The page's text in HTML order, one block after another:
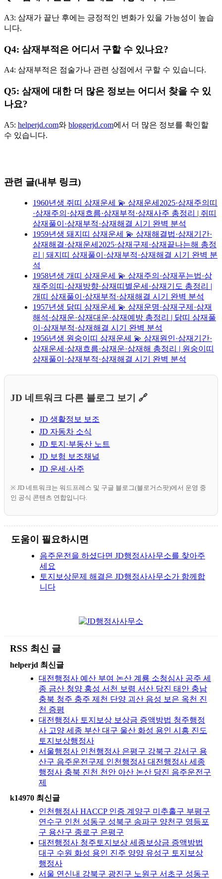
A3: 삼재가 끝난 후에는 긍정적인 변화가 있을 가능성이 높습
니다.
Q4: 삼재부적은 어디서 구할 수 있나요?
A4: 삼재부적은 점술가나 관련 상점에서 구할 수 있습니다.
Q5: 삼재에 대한 더 많은 정보는 어디서 찾을 수 있
나요?
A5: helperjd.com와 bloggerjd.com에서 더 많은 정보를 확인할
수 있습니다.
관련 글(내부 링크)
1960년생 쥐띠 삼재운세 💫 삼재운세2025·삼재주의띠
·삼재주의·삼재흐름·삼재부적·삼재사주 총정리 | 쥐띠
삼재풀이·삼재부적·삼재해결 시기 완벽 분석
1959년생 돼지띠 삼재운세 💫 삼재해결법·삼재기간·
삼재해결·삼재운세2025·삼재구제·삼재끝나는해 총정
리 | 돼지띠 삼재풀이·삼재부적·삼재해결 시기 완벽 분
석
1958년생 개띠 삼재운세 💫 삼재주의·삼재푸는법·삼
재주의띠·삼재방향·삼재띠별운세·삼재기도 총정리 |
개띠 삼재풀이·삼재부적·삼재해결 시기 완벽 분석
1957년생 닭띠 삼재운세 💫 삼재운명·삼재구제·삼재
해석·삼재운·삼재대운·삼재예방 총정리 | 닭띠 삼재풀
이·삼재부적·삼재해결 시기 완벽 분석
1956년생 원숭이띠 삼재운세 💫 삼재원인·삼재기간·
삼재운세·삼재흐름·삼재운·삼재해 총정리 | 원숭이띠
삼재풀이·삼재부적·삼재해결 시기 완벽 분석
JD 네트워크 다른 블로그 보기 🔗
JD 생활정보 보조
JD 자동차 소식
JD 토지·부동산 노트
JD 보험 보조채널
JD 운세·사주
※ JD 네트워크는 워드프레스 및 구글 블로그(블로거스팟)에서 운영 중
인 공식 콘텐츠 연합입니다.
도움이 필요하시면
음주운전을 하셨다면 JD행정사사무소를 찾아주
세요
토지보상문제 해결은 JD행정사사무소가 함께합
니다
RSS 최신 글
helperjd 최신글
대전행정사 예산 부여 논산 계룡 소청심사 공주 세
종 금산 청양 홍성 서천 보령 서산 당진 태안 충남
충북 청주 충주 제천 단양 괴산 음성 보은 옥천 진
천 증평
대전행정사 토지보상 보상금 증액방법 청주행정
사 고양 세종 부산 대구 울산 화성 용인 시흥 진도
토지보상행정사
서울행정사 인천행정사 은평구 강북구 강서구 용
산구 음주운전구제 인천행정사 대전행정사 세종
행정사 충북 진천 천안 아산 논산 당진 음주운전구
제
k14970 최신글
인천행정사 HACCP 인증 계양구 미추홀구 부평구
연수구 인천 성동구 성북구 송파구 양천구 영등포
구 용산구 종로구 은평구
대전행정사 청주토지보상 세종보상금 증액방법
대구 수원 화성 용인 진주 양양 유성구 토지보상
행정사
서울 연신내 강북구 광진구 노원구 서초구 성동구